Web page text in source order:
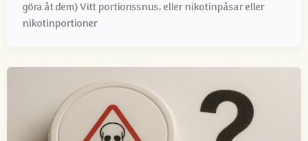
göra åt dem) Vitt portionssnus, eller nikotinpåsar eller
nikotinportioner